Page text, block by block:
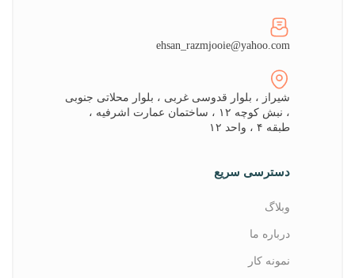
ehsan_razmjooie@yahoo.com
شیراز ، بلوار قدوسی غربی ، بلوار محلاتی جنوبی
، نبش کوچه ۱۲ ، ساختمان عمارت اشرفیه ،
طبقه ۴ ، واحد ۱۲
دسترسی سریع
وبلاگ
درباره ما
نمونه کار